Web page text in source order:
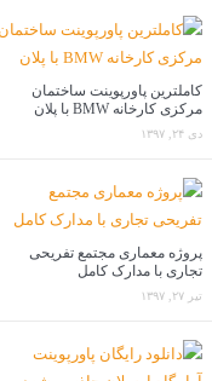
کاملترین پاورپوینت ساختمان
مرکزی کارخانه BMW با پلان
دی ۲۴, ۱۳۹۷
پروژه معماری مجتمع تفریحی
تجاری با مدارک کامل
تیر ۲۷, ۱۳۹۷